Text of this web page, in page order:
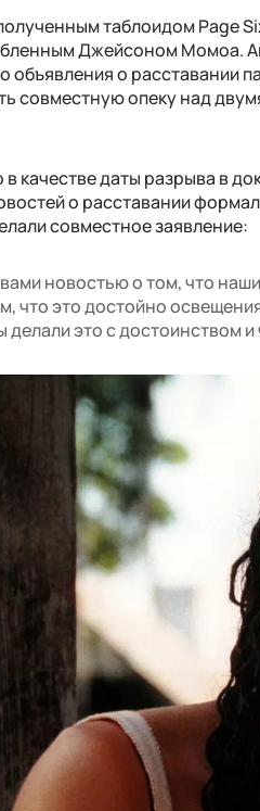
таблоидом Page
Джейсоном Момоа.
объявления о расставании
совместную опеку над
качестве даты разрыва в
о расставании
совместное заявление:
новостью о том, что
что это достойно
это с достоинством